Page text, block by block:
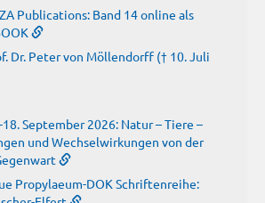
Publications: Band 14 online als
Dr. Peter von Möllendorff († 10. Juli
18. September 2026: Natur – Tiere –
und Wechselwirkungen von der
Propylaeum-DOK Schriftenreihe: